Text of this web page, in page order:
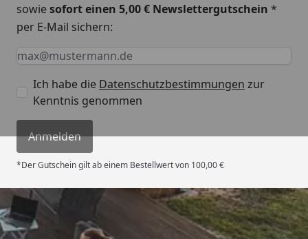
sowiesofort einen 5,00 € Newslettergutschein *
per E-Mail sichern:
Keine Eingabe erforderlich
Eingabe erforderlich
E-Mail *
Ich habe die Datenschutzbestimmungen zur
Kenntnis genommen
Anmelden
*Der Gutschein gilt ab einem Bestellwert von 100,00 €